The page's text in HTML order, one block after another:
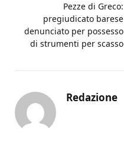
Pezze di Greco:
pregiudicato barese
denunciato per possesso
di strumenti per scasso
Redazione